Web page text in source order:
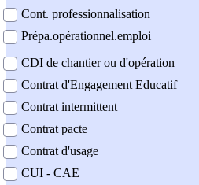
Cont. professionnalisation
Prépa.opérationnel.emploi
CDI de chantier ou d'opération
Contrat d'Engagement Educatif
Contrat intermittent
Contrat pacte
Contrat d'usage
CUI - CAE